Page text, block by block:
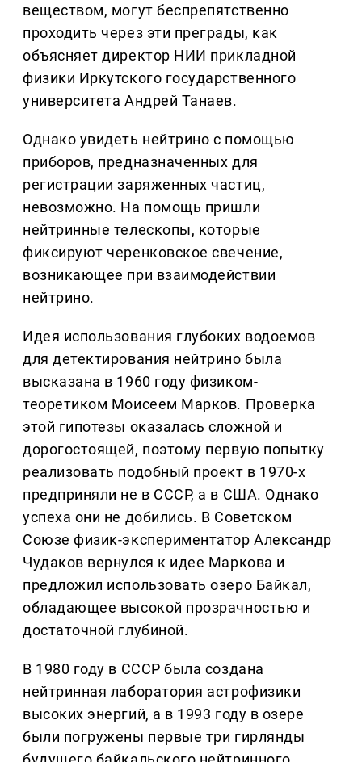
веществом, могут беспрепятственно
проходить через эти преграды, как
объясняет директор НИИ прикладной
физики Иркутского государственного
университета Андрей Танаев.
Однако увидеть нейтрино с помощью
приборов, предназначенных для
регистрации заряженных частиц,
невозможно. На помощь пришли
нейтринные телескопы, которые
фиксируют черенковское свечение,
возникающее при взаимодействии
нейтрино.
Идея использования глубоких водоемов
для детектирования нейтрино была
высказана в 1960 году физиком-
теоретиком Моисеем Марков. Проверка
этой гипотезы оказалась сложной и
дорогостоящей, поэтому первую попытку
реализовать подобный проект в 1970-х
предприняли не в СССР, а в США. Однако
успеха они не добились. В Советском
Союзе физик-экспериментатор Александр
Чудаков вернулся к идее Маркова и
предложил использовать озеро Байкал,
обладающее высокой прозрачностью и
достаточной глубиной.
В 1980 году в СССР была создана
нейтринная лаборатория астрофизики
высоких энергий, а в 1993 году в озере
были погружены первые три гирлянды